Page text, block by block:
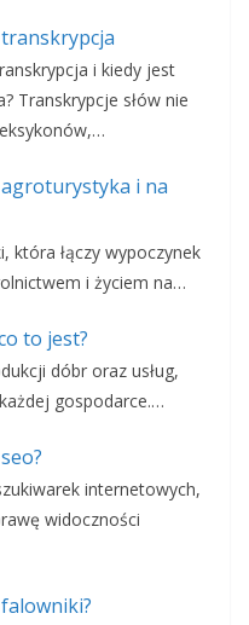
i kiedy jest
Transkrypcje słów nie
i na
która łączy wypoczynek
i życiem na…
to jest?
dóbr oraz usług,
gospodarce.…
internetowych,
widoczności